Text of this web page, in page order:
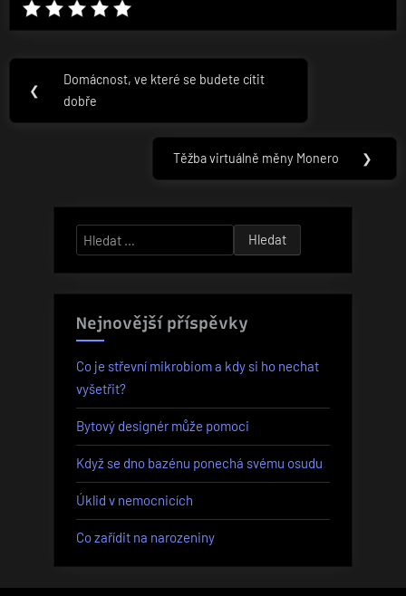
Navigace
pro
❮
Previous
Post:
Domácnost, ve které se budete cítit
dobře
Next
Těžba virtuálně měny Monero ❯
Vyhledávání
Nejnovější příspěvky
Co je střevní mikrobiom a kdy si ho nechat
vyšetřit?
Bytový designér může pomoci
Když se dno bazénu ponechá svému osudu
Úklid v nemocnicích
Co zařídit na narozeniny